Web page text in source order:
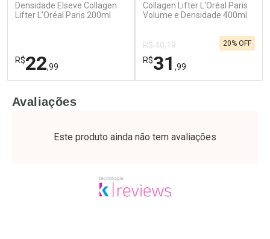
Comprar sem Desconto
Comprar sem Desconto
Por R$ 64,79/cada
Comprar sem Desconto
Densidade Elseve Collagen
Lifter L'Oréal Paris 200ml
R$22,99
Laboratório
Por Menos
Collagen Lifter L'Oréal Paris
Volume e Densidade 400ml
R$ 40,19
R$31 ,99
20% OFF
Laboratório
Por Menos
Avaliações
Este produto ainda não tem avaliações